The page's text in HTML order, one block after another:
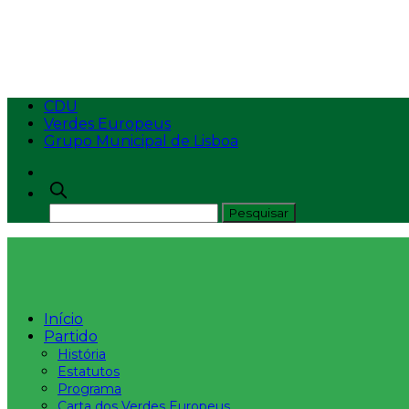
CDU
Verdes Europeus
Grupo Municipal de Lisboa
Início
Partido
História
Estatutos
Programa